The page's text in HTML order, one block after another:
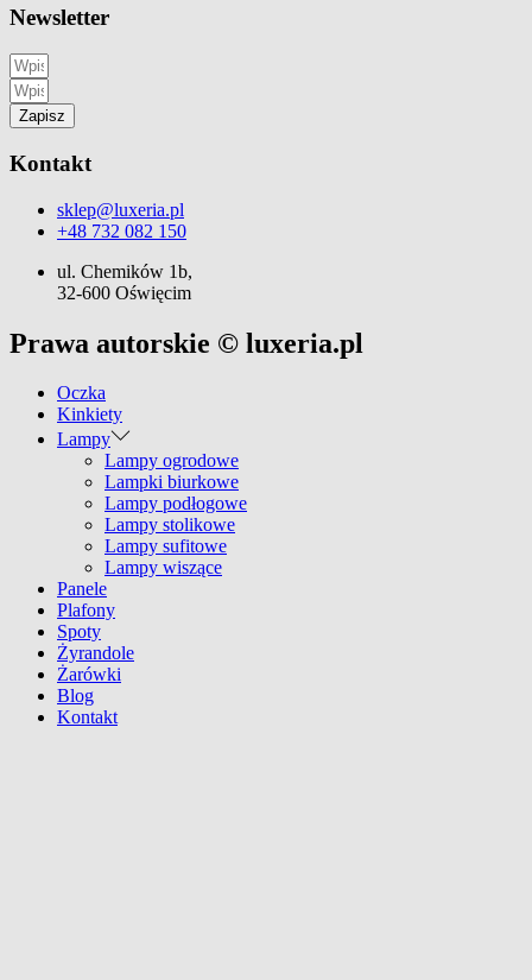
Newsletter
Zapisz
Kontakt
sklep@luxeria.pl
+48 732 082 150
ul. Chemików 1b,
32-600 Oświęcim
Prawa autorskie © luxeria.pl
Oczka
Kinkiety
Lampy
Lampy ogrodowe
Lampki biurkowe
Lampy podłogowe
Lampy stolikowe
Lampy sufitowe
Lampy wiszące
Panele
Plafony
Spoty
Żyrandole
Żarówki
Blog
Kontakt